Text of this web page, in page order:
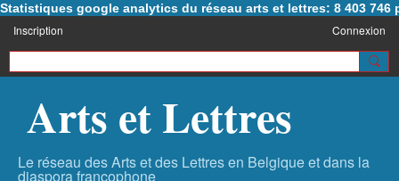
Statistiques google analytics du réseau arts et lettres: 8 403 746
Inscription Connexion
Arts et Lettres